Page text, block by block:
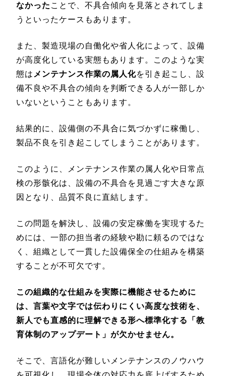
なかった ことで、不具合傾向を見落とされてしま
うといったケースもあります。
また、製造現場の自働化や省人化によって、設備
が高度化している実態もあります。このような実
態は メンテナンス作業の属人化を引き起こし、設
備不良や不具合の傾向を判断できる人が一部しか
いないということもあります。
結果的に、設備側の不具合に気づかずに稼働し、
製品不良を引き起こしてしまうことがあります。
このように、メンテナンス作業の属人化や日常点
検の形骸化は、設備の不具合を見過ごす大きな原
因となり、品質不良に直結します。
この問題を解決し、設備の安定稼働を実現するた
めには、一部の担当者の経験や勘に頼るのではな
く、組織として一貫した設備保全の仕組みを構築
することが不可欠です。
この組織的な仕組みを実際に機能させるために
は、言葉や文字では伝わりにくい高度な技術を、
新人でも直感的に理解できる形へ標準化する「教
育体制のアップデート」が欠かせません。
そこで、言語化が難しいメンテナンスのノウハウ